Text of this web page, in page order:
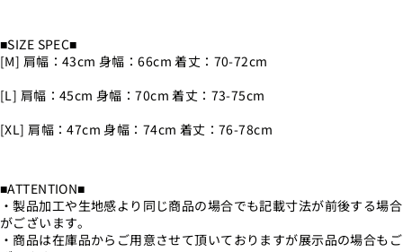
■SIZE SPEC■
[M] 肩幅：43cm 身幅：66cm 着丈：70-72cm
[L] 肩幅：45cm 身幅：70cm 着丈：73-75cm
[XL] 肩幅：47cm 身幅：74cm 着丈：76-78cm
■ATTENTION■
・製品加工や生地感より同じ商品の場合でも記載寸法が前後する場合
がございます。
・商品は在庫品からご用意させて頂いておりますが展示品の場合もご